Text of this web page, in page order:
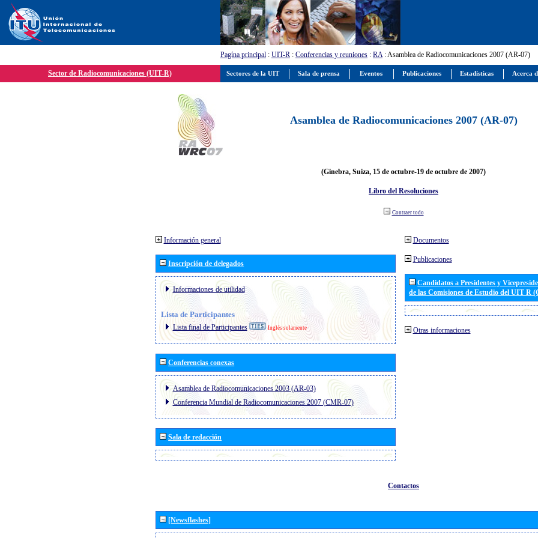
Pagína principal : UIT-R : Conferencias y reuniones : RA: Asamblea de Radiocomunicaciones 2007 (AR-07)
Sector de Radiocomunicaciones (UIT-R)
Asamblea de Radiocomunicaciones 2007 (AR-07)
(Ginebra, Suiza, 15 de octubre-19 de octubre de 2007)
Libro del Resoluciones
Contraer todo
Información general
Inscripción de delegados
Informaciones de utilidad
Lista de Participantes
Lista final de Participantes Inglés solamente
Conferencias conexas
Asamblea de Radiocomunicaciones 2003 (AR-03)
Conferencia Mundial de Radiocomunicaciones 2007 (CMR-07)
Sala de redacción
Documentos
Publicaciones
Candidatos a Presidentes y
de las Comisiones de Estudio del UIT R
Otras informaciones
Contactos
[Newsflashes]
Sectores de la UIT Sala de prensa Eventos Publicaciones Estadísticas Acerca